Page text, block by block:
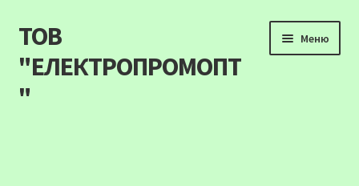
Перейти
до
навігації
Перейти
до
вмісту
ТОВ
"ЕЛЕКТРОПРОМОПТ
"
Меню